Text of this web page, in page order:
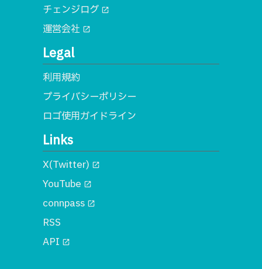
チェンジログ open_in_new
運営会社 open_in_new
Legal
利用規約
プライバシーポリシー
ロゴ使用ガイドライン
Links
X(Twitter) open_in_new
YouTube open_in_new
connpass open_in_new
RSS
API open_in_new